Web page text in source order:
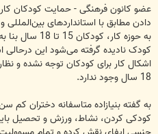
عضو کانون فرهنگی - حمایت کودکان
دادن مطابق با استانداردهای
به حوزه کار،
کودک نادیده گرفته می‌شود این درحالی
اشکال کار برای کودکان توجه نشده و
18 سال وجود ندارد.
به گفته بنیازاده متاسفانه دختران
کودکی کردن، نشاط، ورزش و تحصیل